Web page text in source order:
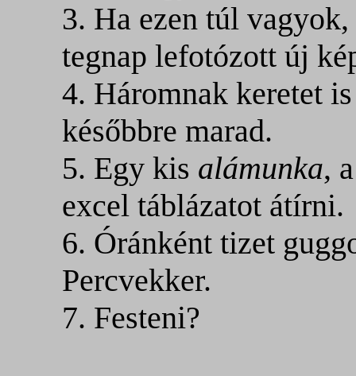
3. Ha ezen túl
tegnap lefotózott új
4. Háromnak keretet
későbbre marad.
5. Egy kis alámunka,
excel táblázatot átírni.
6. Óránként tizet
Percvekker.
7. Festeni?